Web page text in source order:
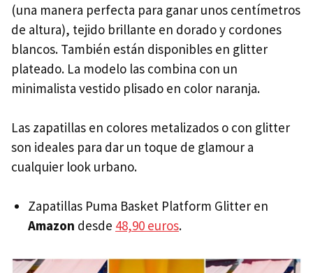
(una manera perfecta para ganar unos centímetros
de altura), tejido brillante en dorado y cordones
blancos. También están disponibles en glitter
plateado. La modelo las combina con un
minimalista vestido plisado en color naranja.
Las zapatillas en colores metalizados o con glitter
son ideales para dar un toque de glamour a
cualquier look urbano.
Zapatillas Puma Basket Platform Glitter en
Amazon desde 48,90 euros.